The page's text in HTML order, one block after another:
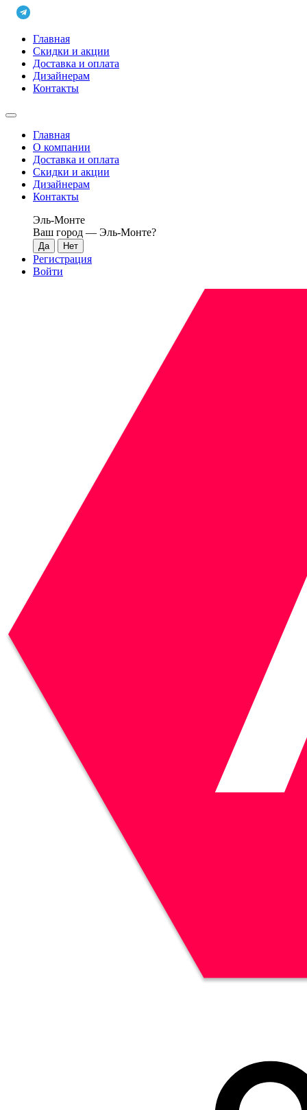
Главная
Скидки и акции
Доставка и оплата
Дизайнерам
Контакты
Главная
О компании
Доставка и оплата
Скидки и акции
Дизайнерам
Контакты
Эль-Монте
Ваш город — Эль-Монте?
Регистрация
Войти